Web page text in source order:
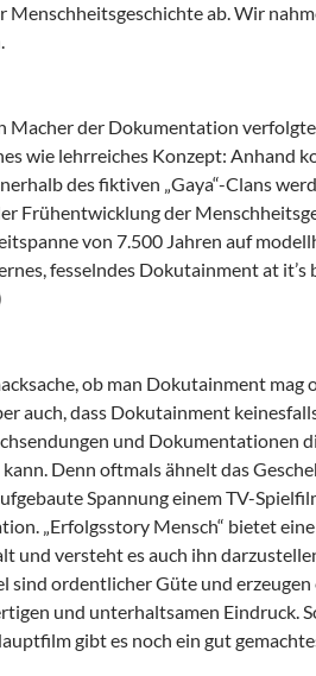
Menschheitsgeschichte ab. Wir
Macher der Dokumentation
wie lehrreiches Konzept: Anhand
des fiktiven „Gaya“-Clans
Frühentwicklung der
von 7.500 Jahren auf
fesselndes Dokutainment at it’s
ob man Dokutainment mag
auch, dass Dokutainment
und Dokumentationen
Denn oftmals ähnelt das
Spannung einem TV-
„Erfolgsstory Mensch“ bietet
und versteht es auch ihn
sind ordentlicher Güte und erzeugen
und unterhaltsamen Eindruck.
gibt es noch ein gut